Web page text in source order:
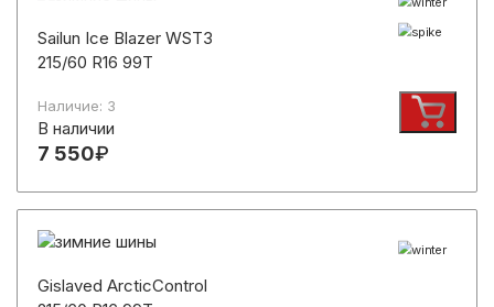
Sailun Ice Blazer WST3
215/60 R16 99T
Наличие: 3
В наличии
7 550₽
Gislaved ArcticControl